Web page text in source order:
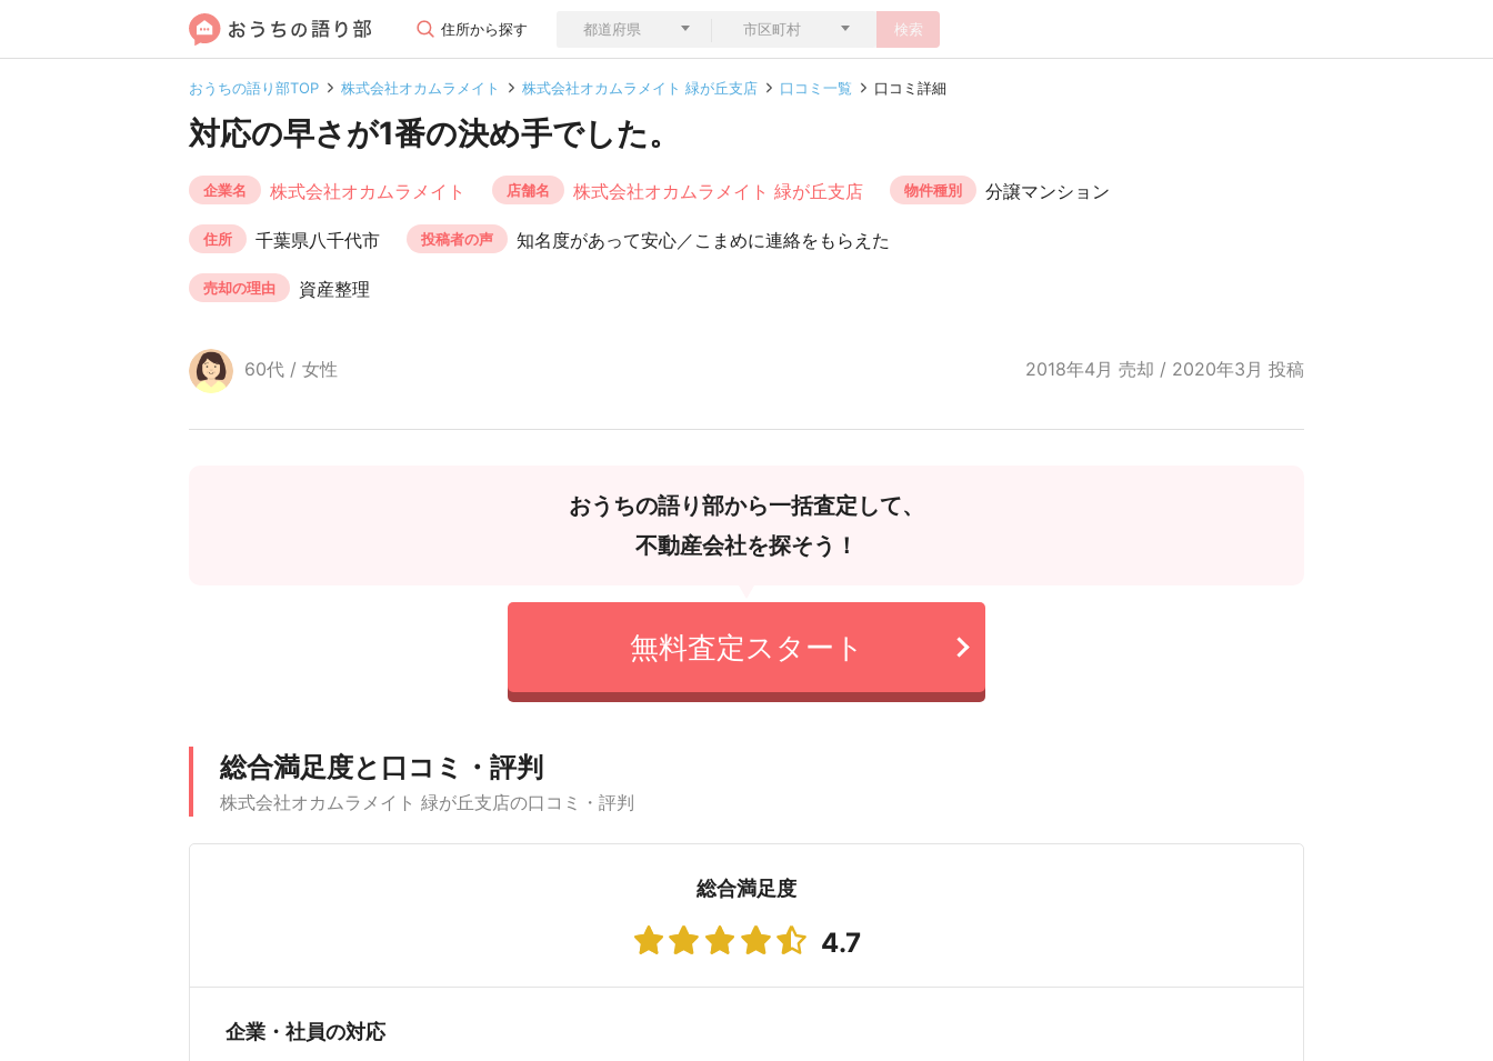
住所から探す 検索
おうちの語り部TOP 株式会社オカムラメイト 株式会社オカムラメイト 緑が丘支店 口コミ一覧 口コミ詳細
対応の早さが1番の決め手でした。
企業名 株式会社オカムラメイト 店舗名 株式会社オカムラメイト 緑が丘支店 物件種別 分譲マンション
住所 千葉県八千代市 投稿者の声 知名度があって安心／こまめに連絡をもらえた
売却の理由 資産整理
60代 / 女性 2018年4月 売却 / 2020年3月 投稿
おうちの語り部から一括査定して、
不動産会社を探そう！
無料査定スタート
総合満足度と口コミ・評判
株式会社オカムラメイト 緑が丘支店の口コミ・評判
総合満足度
4.7
企業・社員の対応